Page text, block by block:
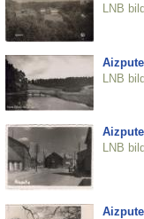
LNB
Aizpute
LNB
Aizpute
LNB
Aizpute